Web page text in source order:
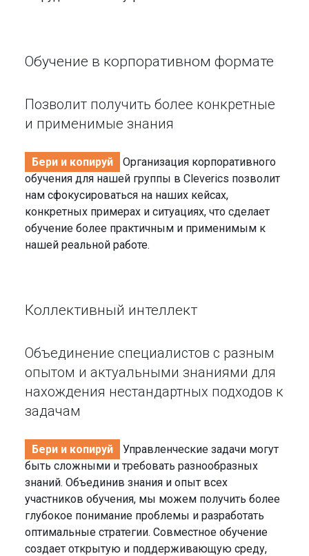
Обучение в корпоративном формате
Позволит получить более конкретные
и применимые знания
Бери и копируй
Организация корпоративного
обучения для нашей группы в Cleverics позволит
нам сфокусироваться на наших кейсах,
конкретных примерах и ситуациях, что сделает
обучение более практичным и применимым к
нашей реальной работе.
Коллективный интеллект
Объединение специалистов с разным
опытом и актуальными знаниями для
нахождения нестандартных подходов к
задачам
Бери и копируй
Управленческие задачи могут
быть сложными и требовать разнообразных
знаний. Объединив знания и опыт всех
участников обучения, мы можем получить более
глубокое понимание проблемы и разработать
оптимальные стратегии. Совместное обучение
создает открытую и поддерживающую среду,